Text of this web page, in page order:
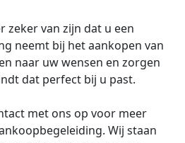
zeker van zijn dat u een
neemt bij het aankopen van
naar uw wensen en zorgen
dat perfect bij u past.
met ons op voor meer
Wij staan